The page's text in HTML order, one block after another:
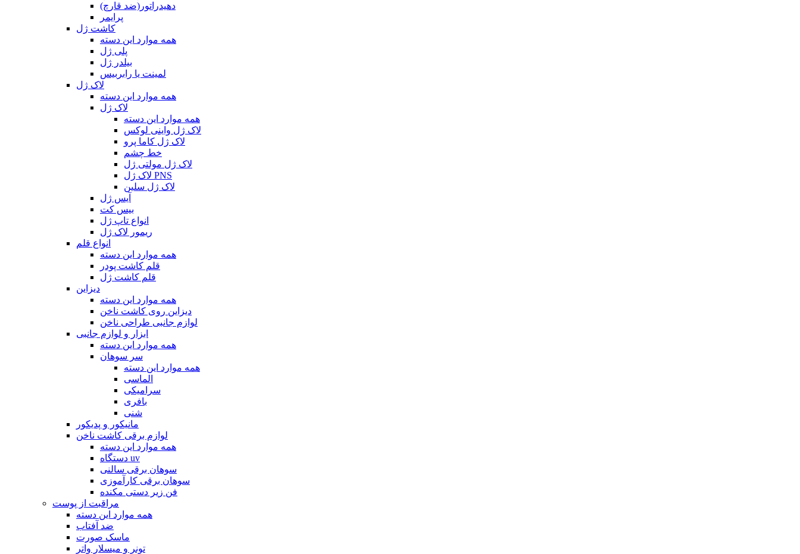
دهیدراتور(ضد قارچ)
پرایمر
کاشت ژل
همه موارد این دسته
پلی ژل
بیلدر ژل
لمینت یا رابربیس
لاک ژل
همه موارد این دسته
لاک ژل
همه موارد این دسته
لاک ژل واینی لوکس
لاک ژل کاما پرو
خط چشم
لاک ژل مولتی ژل
لاک ژل PNS
لاک ژل سلین
آیس ژل
بیس کت
انواع تاپ ژل
ریمور لاک ژل
انواع قلم
همه موارد این دسته
قلم کاشت پودر
قلم کاشت ژل
دیزاین
همه موارد این دسته
دیزاین روی کاشت ناخن
لوازم جانبی طراحی ناخن
ابزار و لوازم جانبی
همه موارد این دسته
سر سوهان
همه موارد این دسته
الماسی
سرامیکی
بافری
شنی
مانیکور و پدیکور
لوازم برقی کاشت ناخن
همه موارد این دسته
دستگاه uv
سوهان برقی سالنی
سوهان برقی کارآموزی
فن زیر دستی مکنده
مراقبت از پوست
همه موارد این دسته
ضد آفتاب
ماسک صورت
تونر و میسلار واتر